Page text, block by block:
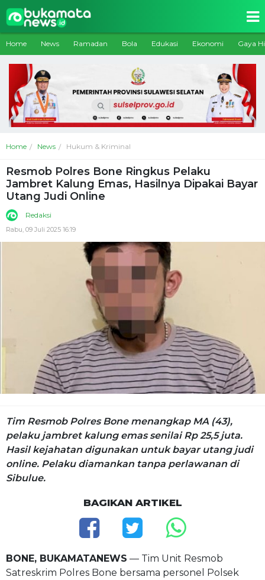
Home News Ramadan Bola Edukasi Ekonomi Gaya
Home News Hukum & Kriminal
Resmob Polres Bone Ringkus Pelaku
Jambret Kalung Emas, Hasilnya Dipakai Bayar
Utang Judi Online
Redaksi
Rabu, 09 Juli 2025 16:19
Tim Resmob Polres Bone menangkap MA (43),
pelaku jambret kalung emas senilai Rp 25,5 juta.
Hasil kejahatan digunakan untuk bayar utang judi
online. Pelaku diamankan tanpa perlawanan di
Sibulue.
BAGIKAN ARTIKEL
BONE, BUKAMATANEWS — Tim Unit Resmob
Satreskrim Polres Bone bersama personel Polsek